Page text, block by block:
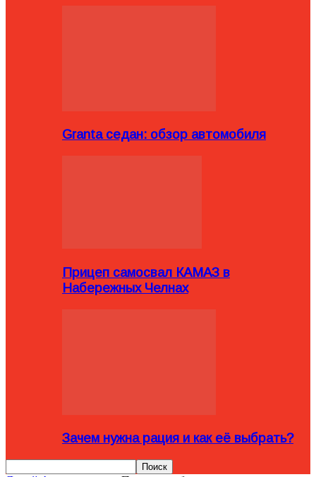
Granta седан: обзор автомобиля
Прицеп самосвал КАМАЗ в
Набережных Челнах
Зачем нужна рация и как её выбрать?